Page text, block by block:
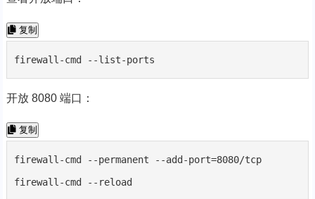
复制
firewall-cmd --list-ports
开放 8080 端口：
复制
firewall-cmd --permanent --add-port=8080/tcp
firewall-cmd --reload